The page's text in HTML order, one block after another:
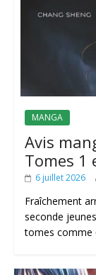
MANGA
Avis
Tomes 1
6 juillet 2026
Fraîchement
seconde
tomes comme